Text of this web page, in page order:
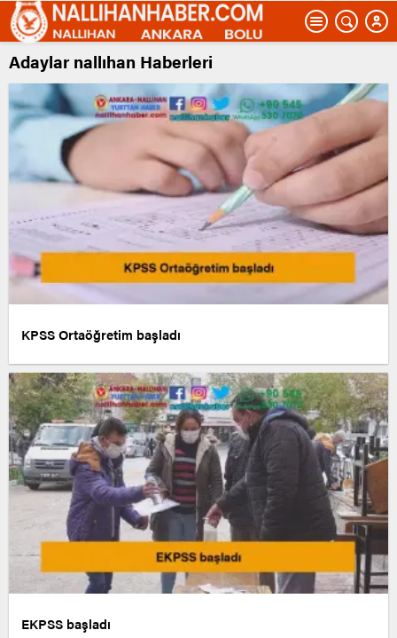
Adaylar nallıhan Haberleri
KPSS Ortaöğretim başladı
EKPSS başladı